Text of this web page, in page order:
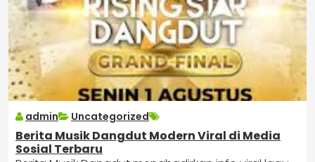
admin Uncategorized
Berita Musik Dangdut Modern Viral di Media
Sosial Terbaru